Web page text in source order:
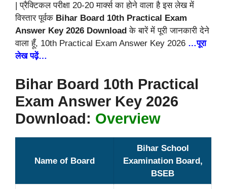
| प्रैक्टिकल परीक्षा 20-20 मार्क्स का होने वाला है इस लेख में
विस्तार पूर्वक Bihar Board 10th Practical Exam
Answer Key 2026 Download के बारें में पूरी जानकारी देने
वाला हूँ, 10th Practical Exam Answer Key 2026 …पूरा
लेख पढ़ें…
Bihar Board 10th Practical
Exam Answer Key 2026
Download: Overview
Name of Board
Bihar School
Examination Board,
BSEB